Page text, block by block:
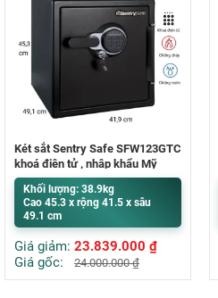
Két sắt Sentry Safe SFW123GTC
khoá điện tử , nhập khẩu Mỹ
Khối lượng: 38.9kg
Cao 45.3 x rộng 41.5 x sâu
49.1 cm
Giá giảm: 23.839.000 ₫
Giá gốc:
24.000.000₫